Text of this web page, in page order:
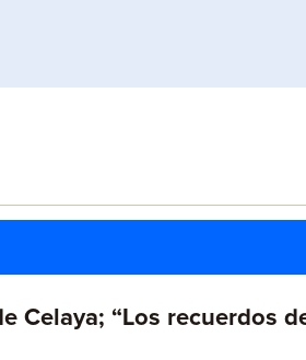
Celaya; “Los recuerdos